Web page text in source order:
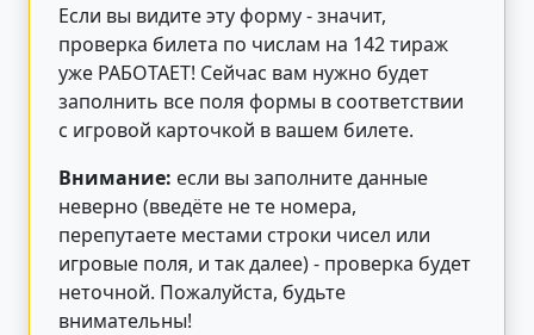
Если вы видите эту форму - значит,
проверка билета по числам на 142 тираж
уже РАБОТАЕТ! Сейчас вам нужно будет
заполнить все поля формы в соответствии
с игровой карточкой в вашем билете.
Внимание: если вы заполните данные
неверно (введёте не те номера,
перепутаете местами строки чисел или
игровые поля, и так далее) - проверка будет
неточной. Пожалуйста, будьте
внимательны!